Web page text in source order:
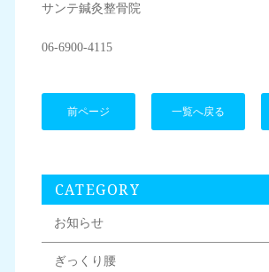
サンテ鍼灸整骨院
06-6900-4115
前ページ 一覧へ戻る
CATEGORY
お知らせ
ぎっくり腰